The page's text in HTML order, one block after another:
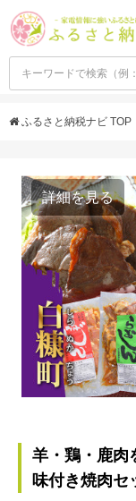
ふるさと納税ナビ TOP
詳細を見る
羊・鶏・鹿
味付き焼肉セ